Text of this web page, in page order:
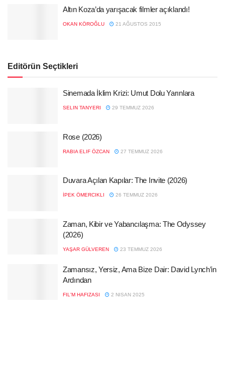
Altın Koza’da yarışacak filmler açıklandı!
OKAN KÖROĞLU 21 AĞUSTOS 2015
Editörün Seçtikleri
Sinemada İklim Krizi: Umut Dolu Yarınlara
SELIN TANYERI 29 TEMMUZ 2026
Rose (2026)
RABIA ELIF ÖZCAN 27 TEMMUZ 2026
Duvara Açılan Kapılar: The Invite (2026)
İPEK ÖMERCIKLI 26 TEMMUZ 2026
Zaman, Kibir ve Yabancılaşma: The Odyssey
(2026)
YAŞAR GÜLVEREN 23 TEMMUZ 2026
Zamansız, Yersiz, Ama Bize Dair: David Lynch’in
Ardından
FIL'M HAFIZASI 2 NISAN 2025